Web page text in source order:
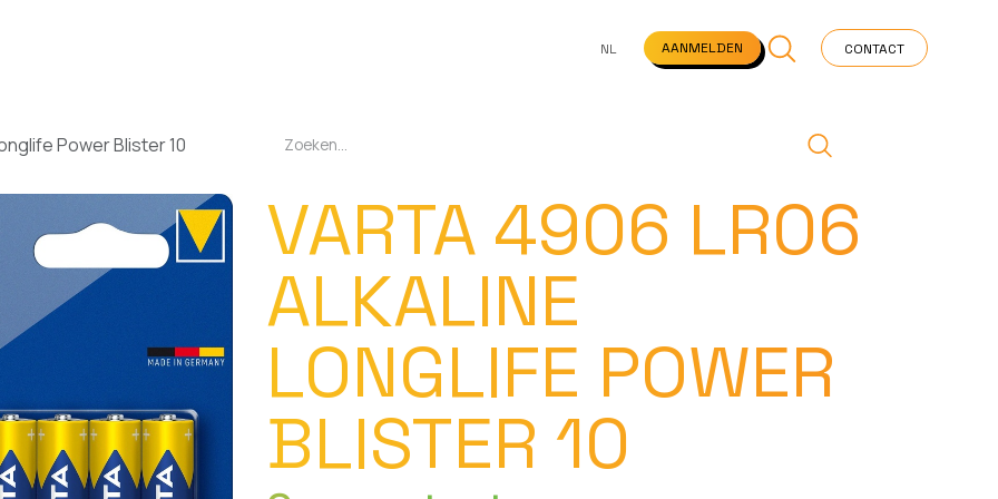
VEELGESTELDE VRAGEN STARTPAGINA NEWS
NL AANMELDEN CONTACT
Power Blister 10
VARTA 4906 LR06
ALKALINE
LONGLIFE POWER
BLISTER 10